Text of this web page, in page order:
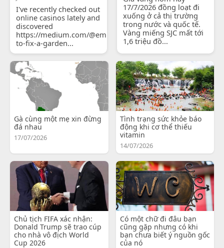
I've recently checked out
online casinos lately and
discovered
https://medium.com/@emilyjohnsonready/how-
to-fix-a-garden...
17/7/2026 đồng loạt đi
xuống ở cả thị trường
trong nước và quốc tế.
Vàng miếng SJC mất tới
1,6 triệu đồ...
Gà cùng một mẹ xin đừng
đá nhau
17/07/2026
Tình trạng sức khỏe báo
động khi cơ thể thiếu
vitamin
14/07/2026
Chủ tịch FIFA xác nhận:
Donald Trump sẽ trao cúp
cho nhà vô địch World
Cup 2026
Có một chữ đi đâu bạn
cũng gặp nhưng có khi
bạn chưa biết ý nguồn gốc
của nó